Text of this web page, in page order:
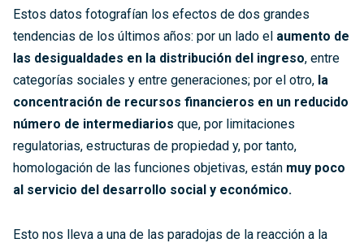
Estos datos fotografían los efectos de dos grandes
tendencias de los últimos años: por un lado el aumento de
las desigualdades en la distribución del ingreso, entre
categorías sociales y entre generaciones; por el otro, la
concentración de recursos financieros en un reducido
número de intermediarios que, por limitaciones
regulatorias, estructuras de propiedad y, por tanto,
homologación de las funciones objetivas, están muy poco
al servicio del desarrollo social y económico.
Esto nos lleva a una de las paradojas de la reacción a la